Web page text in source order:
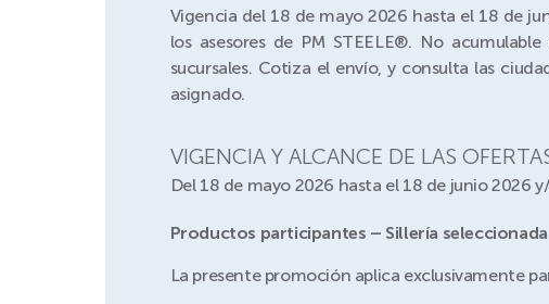
Vigencia del 18 de mayo 2026 hasta el 18 de
los asesores de PM STEELE®. No
sucursales. Cotiza el envío, y consulta las
asignado.
VIGENCIA Y ALCANCE DE LAS
Del 18 de mayo 2026 hasta el 18 de junio 2026
Productos participantes – Sillería seleccionada
La presente promoción aplica exclusivamente